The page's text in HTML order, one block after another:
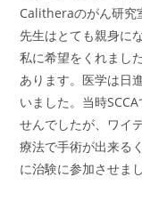
Calitheraのがん研究
先生はとても親身に
私に希望をくれまし
あります。医学は日
いました。当時
せんでしたが、ワイ
療法で手術が出来る
に治験に参加させまし